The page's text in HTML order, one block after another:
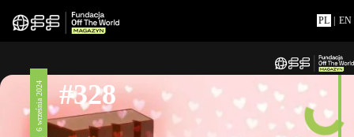
PL EN
6 września 2024 #328